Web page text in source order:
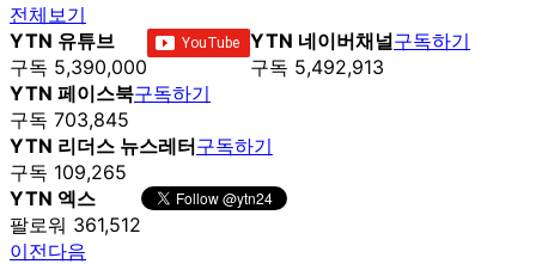
전체보기
YTN 유튜브
구독 5,390,000
YTN 네이버채널
구독 5,492,913
구독하기
YTN 페이스북
구독 703,845
구독하기
YTN 리더스 뉴스레터
구독 109,265
구독하기
YTN 엑스
팔로워 361,512
이전다음